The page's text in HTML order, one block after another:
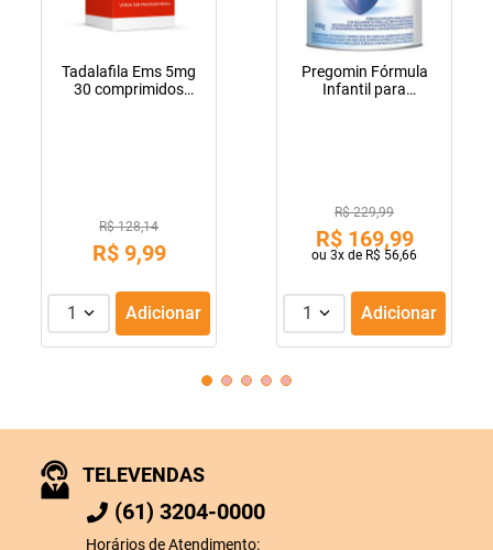
Tadalafila Ems 5mg
30 comprimidos
R$ 128,14
R$ 9,99
1 Adicionar
Pregomin Fórmula
Infantil para
R$ 229,99
R$ 169,99
ou 3x de R$ 56,66
1 Adicionar
TELEVENDAS
(61) 3204-0000
Horários de Atendimento: